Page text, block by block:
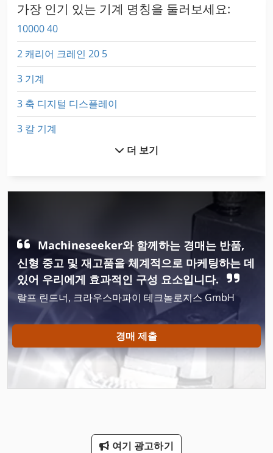
가장 인기 있는 기계 명칭을 둘러보세요:
10000 40
2 캐리어 크레인 20 5
3 기계
3 축 디지털 디스플레이
3 칼 기계
Dsd 201
Egv 12
Frm D Midi
Ga 90 Vsd
Gastl Rg 200
Hsc 20 Linear
더 보기
Machineseeker와 함께하는 경매는 반품,
신형 중고 및 재고품을 체계적으로 마케팅하는 데
있어 우리에게 효과적인 구성 요소입니다.
랄프 린드너, 크라우스마파이 테크놀로지스 GmbH
경매 제출
여기 광고하기